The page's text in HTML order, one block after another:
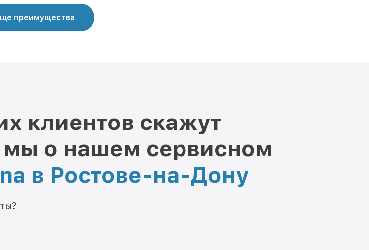
преимущества
клиентов скажут
о нашем сервисном
в Ростове-на-Дону